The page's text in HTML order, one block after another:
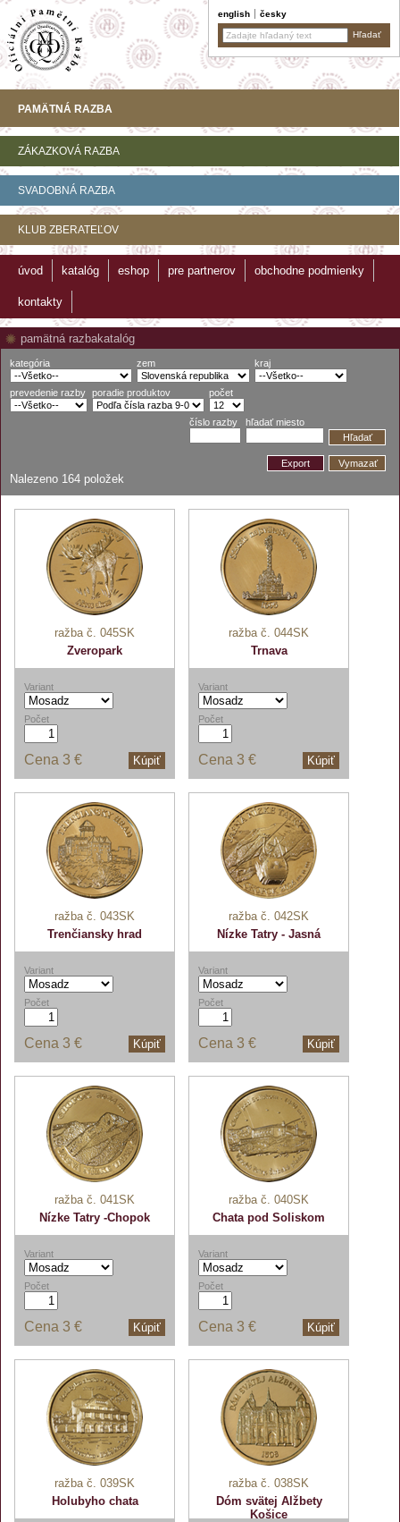
english česky
PAMÄTNÁ RAZBA
ZÁKAZKOVÁ RAZBA
SVADOBNÁ RAZBA
KLUB ZBERATEĽOV
úvod katalóg eshop pre partnerov obchodne podmienky
kontakty
pamätná razbakatalóg
kategória zem kraj
prevedenie razby poradie produktov počet
číslo razby
hľadať miesto
Hľadať
Export Vymazať
Nalezeno 164 položek
ražba č. 045SK
Zveropark
Variant
Počet
Kúpiť
Cena 3 €
ražba č. 044SK
Trnava
Variant
Počet
Kúpiť
Cena 3 €
ražba č. 043SK
Trenčiansky hrad
Variant
Počet
Kúpiť
Cena 3 €
ražba č. 042SK
Nízke Tatry - Jasná
Variant
Počet
Kúpiť
Cena 3 €
ražba č. 041SK
Nízke Tatry -Chopok
Variant
Počet
Kúpiť
Cena 3 €
ražba č. 040SK
Chata pod Soliskom
Variant
Počet
Kúpiť
Cena 3 €
ražba č. 039SK
Holubyho chata
ražba č. 038SK
Dóm svätej Alžbety
Košice